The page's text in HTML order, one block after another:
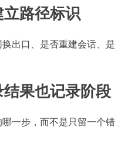
路径标识
出口、是否重建会话、是
果也记录阶段
一步，而不是只留一个错